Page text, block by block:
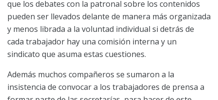
que los debates con la patronal sobre los contenidos
pueden ser llevados delante de manera más organizada
y menos librada a la voluntad individual si detrás de
cada trabajador hay una comisión interna y un
sindicato que asuma estas cuestiones.
Además muchos compañeros se sumaron a la
insistencia de convocar a los trabajadores de prensa a